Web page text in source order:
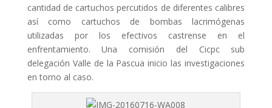
cantidad de cartuchos percutidos de diferentes calibres
así como cartuchos de bombas lacrimógenas
utilizadas por los efectivos castrense en el
enfrentamiento. Una comisión del Cicpc sub
delegación Valle de la Pascua inicio las investigaciones
en torno al caso.